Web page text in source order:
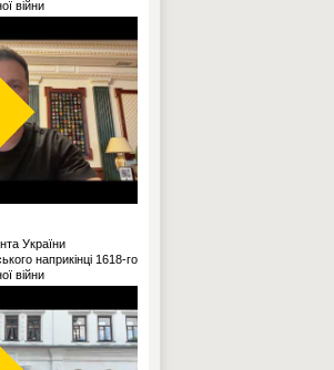
війни
України
наприкінці 1618-го
війни